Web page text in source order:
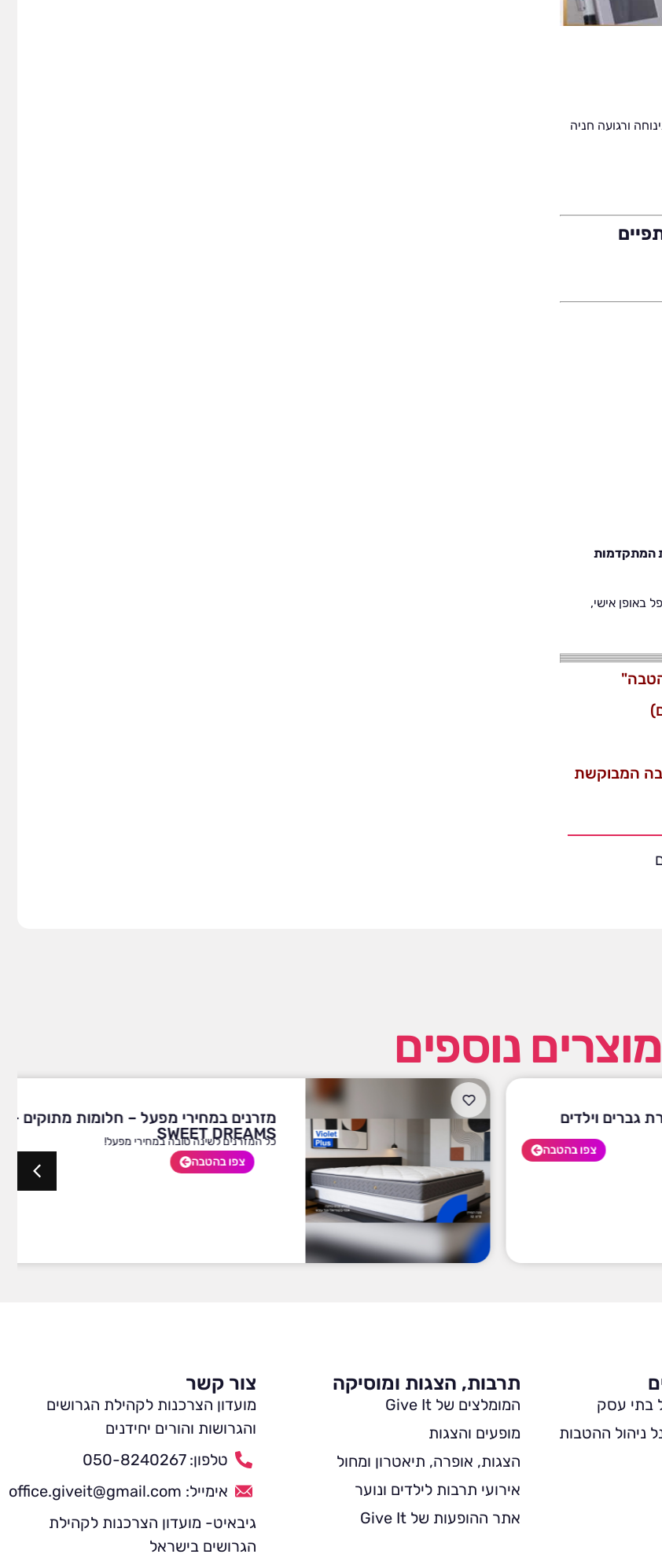
טיפולים באוירה נינוחה ורגועה חניה
המתקדמות
באופן אישי,
המבוקשת
מוצרים נוספים
וילדים
צפו בהטבה
מזרנים במחירי מפעל – חלומות מתוקים –
SWEET DREAMS
כל המזרנים לשינה טובה במחירי מפעל!
צפו בהטבה
בתי עסק
ניהול ההטבות
תרבות, הצגות ומוסיקה
המומלצים של Give It
מופעים והצגות
הצגות, אופרה, תיאטרון ומחול
אירועי תרבות לילדים ונוער
אתר ההופעות של Give It
צור קשר
מועדון הצרכנות לקהילת הגרושים
והגרושות והורים יחידנים
טלפון: 050-8240267
אימייל: office.giveit@gmail.com
גיבאיט- מועדון הצרכנות לקהילת
הגרושים בישראל